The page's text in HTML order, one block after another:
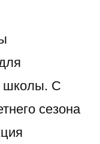
школы. С
сезона